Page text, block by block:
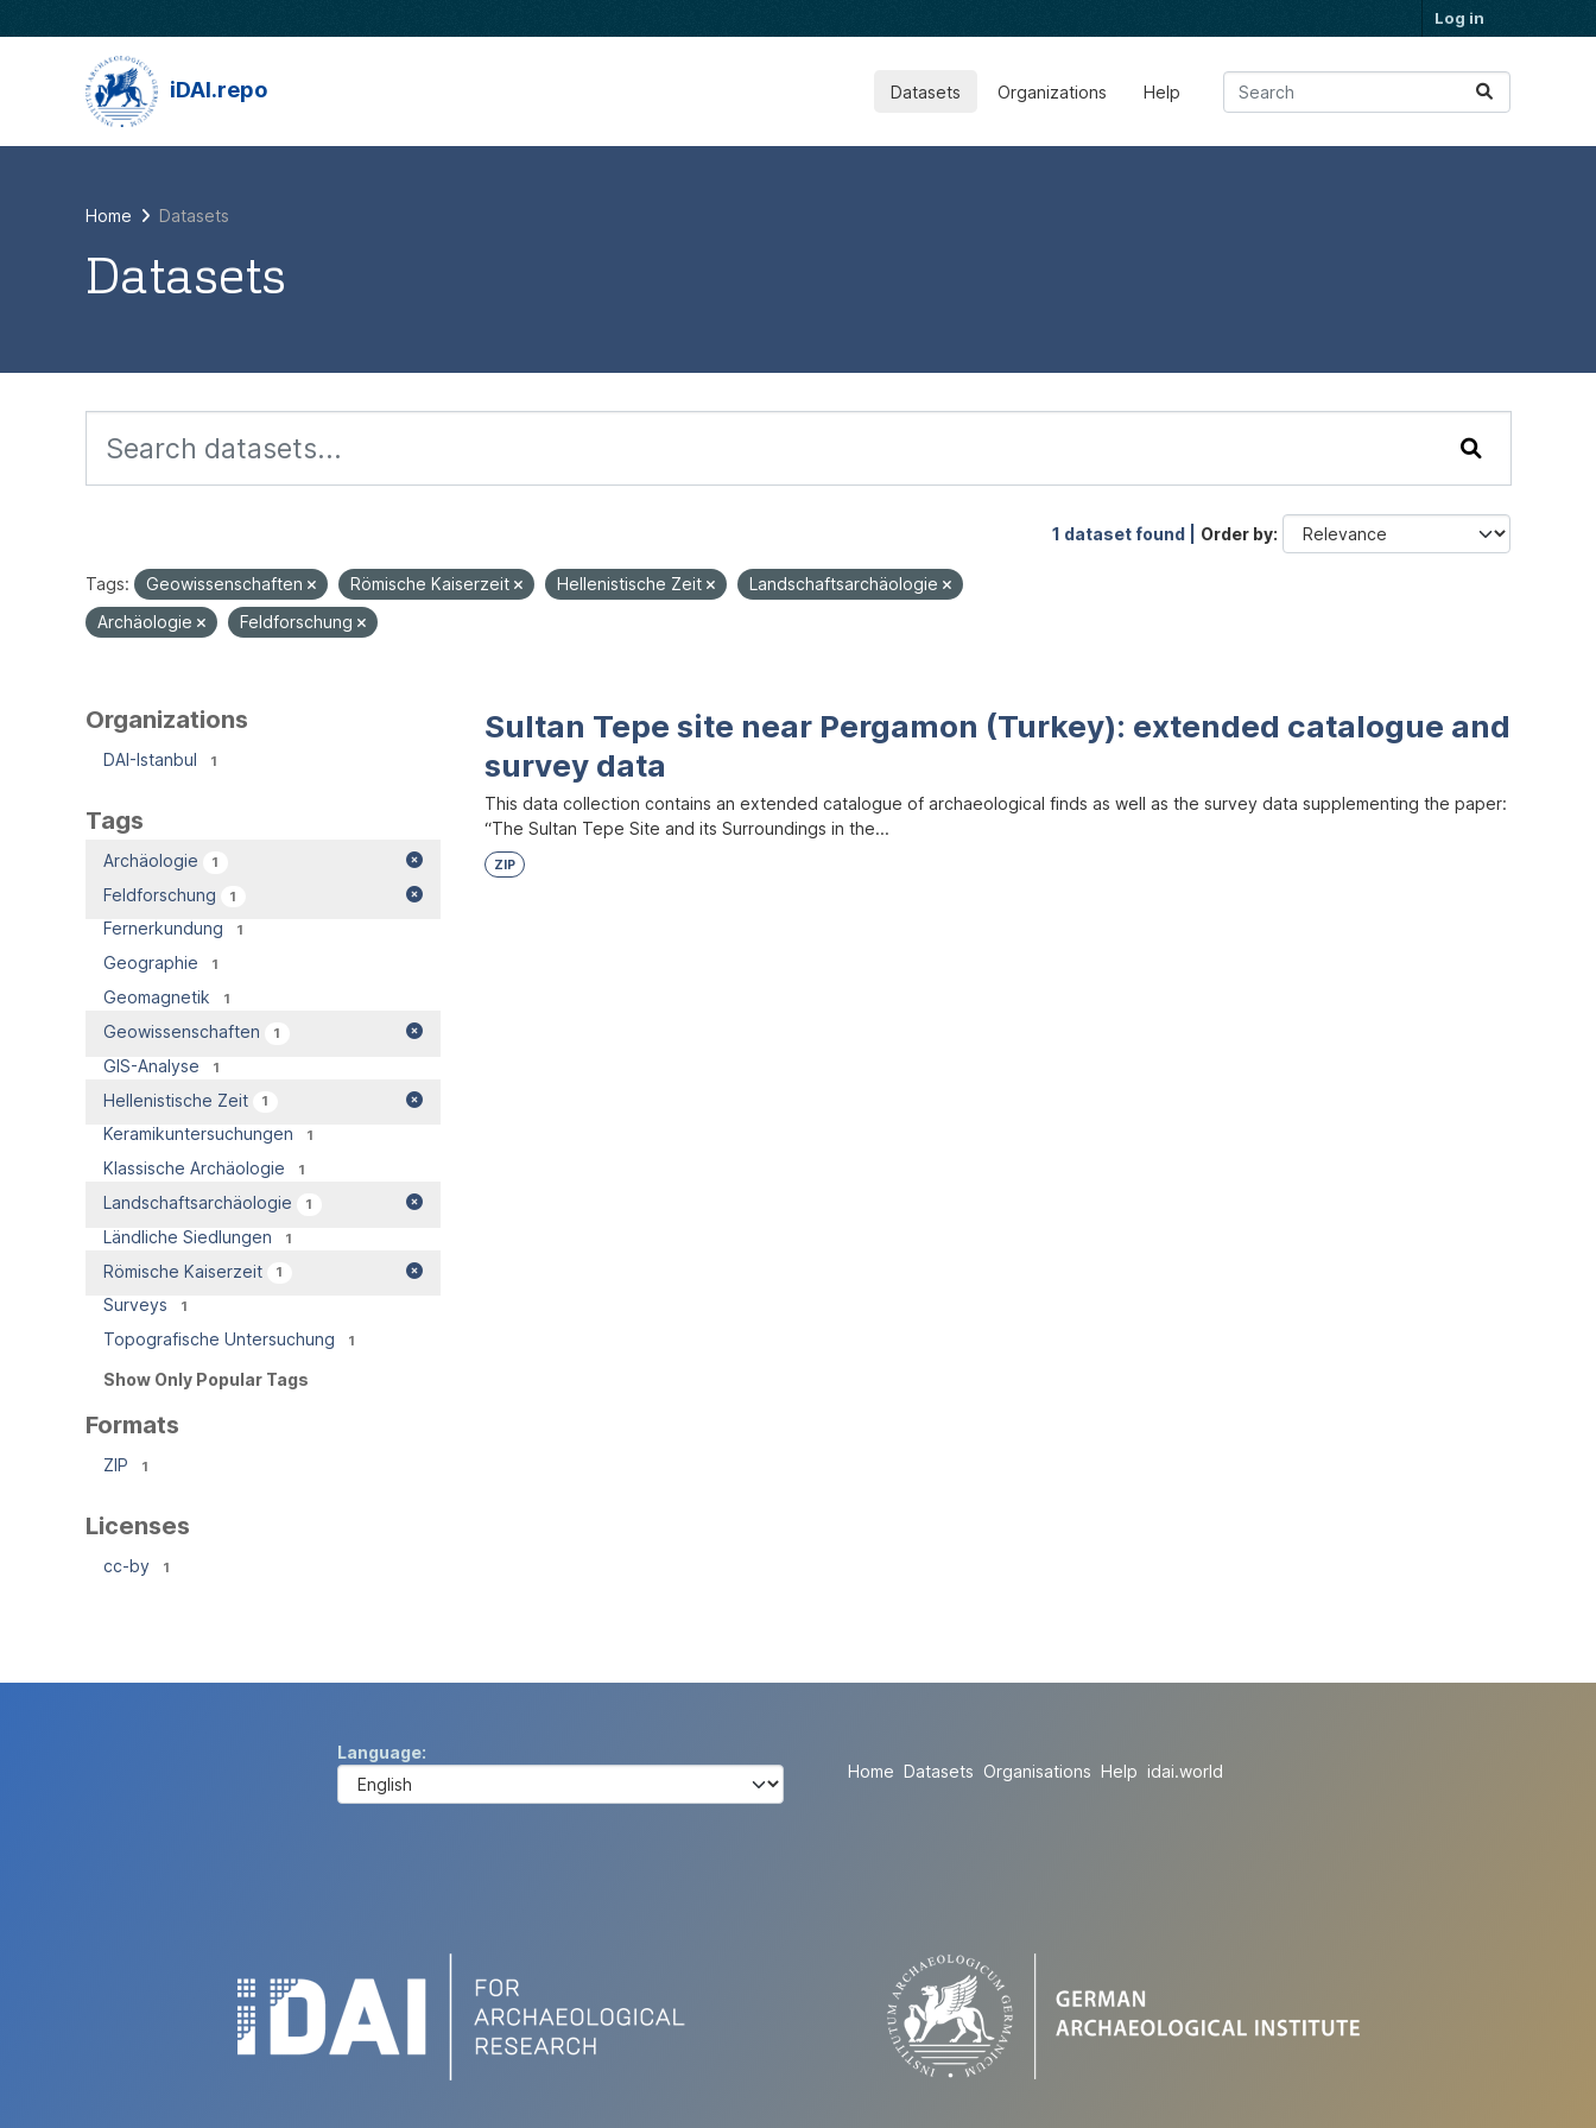
Log in
iDAI.repo Datasets Organizations Help
Home Datasets
Datasets
1 dataset found | Order by
Tags: Geowissenschaften Römische Kaiserzeit Hellenistische Zeit
Landschaftsarchäologie
Archäologie
Feldforschung
Organizations
DAI-Istanbul 1
Tags
Archäologie 1
Feldforschung 1
Fernerkundung 1
Geographie 1
Geomagnetik 1
Geowissenschaften 1
GIS-Analyse 1
Hellenistische Zeit 1
Keramikuntersuchungen 1
Klassische Archäologie 1
Landschaftsarchäologie 1
Ländliche Siedlungen 1
Römische Kaiserzeit 1
Surveys 1
Topografische Untersuchung 1
Show Only Popular Tags
Formats
ZIP 1
Licenses
cc-by 1
Sultan Tepe site near Pergamon (Turkey): extended catalogue and
survey data
This data collection contains an extended catalogue of archaeological finds as well as the survey data supplementing the paper:
“The Sultan Tepe Site and its Surroundings in the...
ZIP
Language
Home Datasets Organisations Help idai.world